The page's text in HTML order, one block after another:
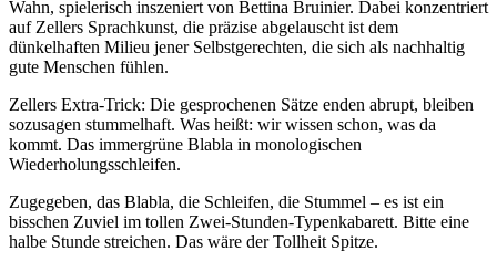
Wahn, spielerisch inszeniert von Bettina Bruinier. Dabei konzentriert
auf Zellers Sprachkunst, die präzise abgelauscht ist dem
dünkelhaften Milieu jener Selbstgerechten, die sich als nachhaltig
gute Menschen fühlen.
Zellers Extra-Trick: Die gesprochenen Sätze enden abrupt, bleiben
sozusagen stummelhaft. Was heißt: wir wissen schon, was da
kommt. Das immergrüne Blabla in monologischen
Wiederholungsschleifen.
Zugegeben, das Blabla, die Schleifen, die Stummel – es ist ein
bisschen Zuviel im tollen Zwei-Stunden-Typenkabarett. Bitte eine
halbe Stunde streichen. Das wäre der Tollheit Spitze.